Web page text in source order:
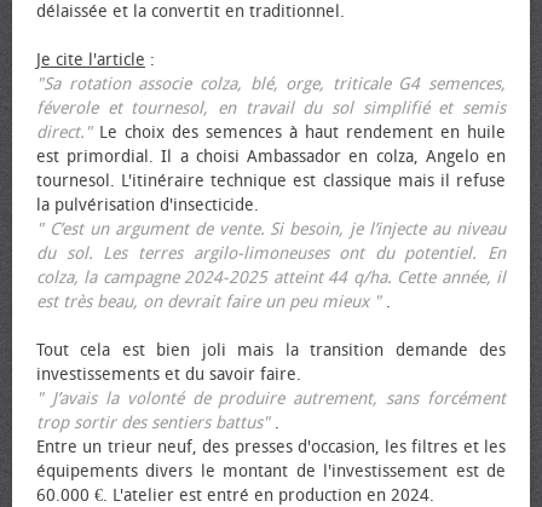
délaissée et la convertit en traditionnel.
Je cite l'article :
"Sa rotation associe colza, blé, orge, triticale G4 semences,
féverole et tournesol, en travail du sol simplifié et semis
direct."Le choix des semences à haut rendement en huile
est primordial. Il a choisi Ambassador en colza, Angelo en
tournesol. L'itinéraire technique est classique mais il refuse
la pulvérisation d'insecticide.
" C’est un argument de vente. Si besoin, je l’injecte au niveau
du sol. Les terres argilo-limoneuses ont du potentiel. En
colza, la campagne 2024-2025 atteint 44 q/ha. Cette année, il
est très beau, on devrait faire un peu mieux ".
Tout cela est bien joli mais la transition demande des
investissements et du savoir faire.
" J’avais la volonté de produire autrement, sans forcément
trop sortir des sentiers battus".
Entre un trieur neuf, des presses d'occasion, les filtres et les
équipements divers le montant de l'investissement est de
60.000 €. L'atelier est entré en production en 2024.